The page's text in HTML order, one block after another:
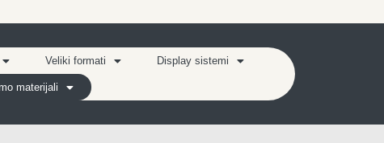
Veliki formati Display sistemi
materijali